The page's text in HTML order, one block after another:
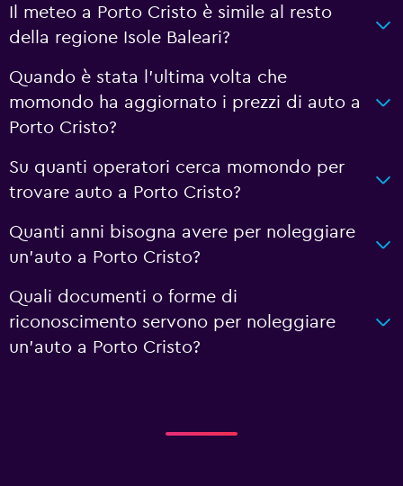
Il meteo a Porto Cristo è simile al resto
della regione Isole Baleari?
Quando è stata l'ultima volta che
momondo ha aggiornato i prezzi di auto a
Porto Cristo?
Su quanti operatori cerca momondo per
trovare auto a Porto Cristo?
Quanti anni bisogna avere per noleggiare
un'auto a Porto Cristo?
Quali documenti o forme di
riconoscimento servono per noleggiare
un'auto a Porto Cristo?